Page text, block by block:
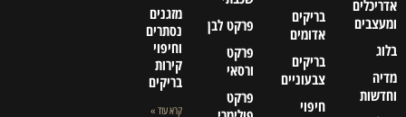
אדריכלים
ומעצבים
בלוג
מדיה
וחדשות
בריקים
אדומים
בריקים
צבעוניים
חיפוי
פרקט לבן
פרקט
ורסאי
פרקט
מזגנים
נסתרים
וחיפוי
קירות
בריקים
קרא עוד »